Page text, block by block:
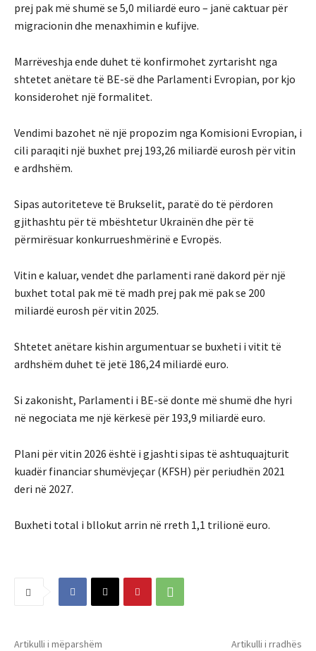
prej pak më shumë se 5,0 miliardë euro – janë caktuar për
migracionin dhe menaxhimin e kufijve.
Marrëveshja ende duhet të konfirmohet zyrtarisht nga
shtetet anëtare të BE-së dhe Parlamenti Evropian, por kjo
konsiderohet një formalitet.
Vendimi bazohet në një propozim nga Komisioni Evropian, i
cili paraqiti një buxhet prej 193,26 miliardë eurosh për vitin
e ardhshëm.
Sipas autoriteteve të Brukselit, paratë do të përdoren
gjithashtu për të mbështetur Ukrainën dhe për të
përmirësuar konkurrueshmërinë e Evropës.
Vitin e kaluar, vendet dhe parlamenti ranë dakord për një
buxhet total pak më të madh prej pak më pak se 200
miliardë eurosh për vitin 2025.
Shtetet anëtare kishin argumentuar se buxheti i vitit të
ardhshëm duhet të jetë 186,24 miliardë euro.
Si zakonisht, Parlamenti i BE-së donte më shumë dhe hyri
në negociata me një kërkesë për 193,9 miliardë euro.
Plani për vitin 2026 është i gjashti sipas të ashtuquajturit
kuadër financiar shumëvjeçar (KFSH) për periudhën 2021
deri në 2027.
Buxheti total i bllokut arrin në rreth 1,1 trilionë euro.
Artikulli i mëparshëm Artikulli i rradhës